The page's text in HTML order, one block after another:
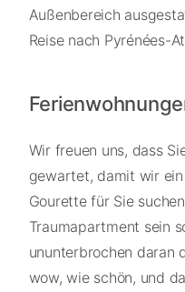
Außenbereich
Reise nach Pyrénées-
Wir freuen uns, dass
gewartet, damit wir
Gourette für Sie
Traumapartment sein
ununterbrochen daran
wow, wie schön, und